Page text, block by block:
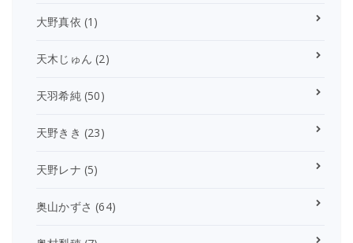
大野真依 (1)
天木じゅん (2)
天羽希純(50)
天野きき (23)
天野レナ (5)
奥山かずさ (64)